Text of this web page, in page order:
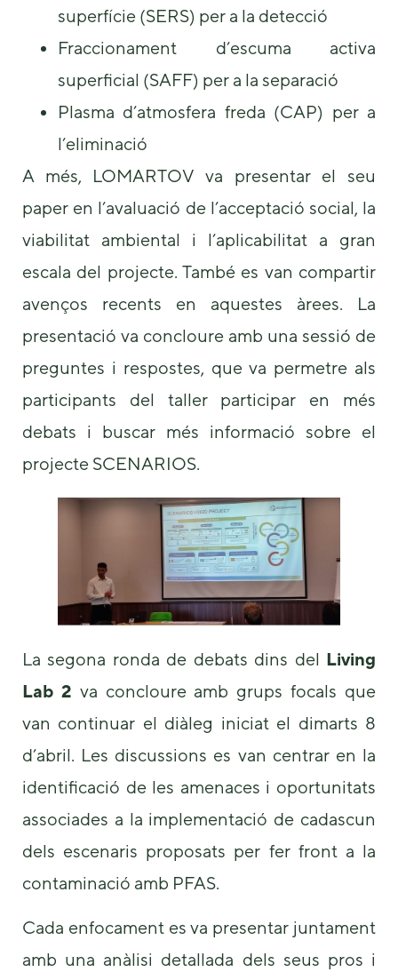
superfície (SERS) per a la detecció
Fraccionament d’escuma activa
superficial (SAFF) per a la separació
Plasma d’atmosfera freda (CAP) per a
l’eliminació
A més, LOMARTOV va presentar el seu
paper en l’avaluació de l’acceptació social, la
viabilitat ambiental i l’aplicabilitat a gran
escala del projecte. També es van compartir
avenços recents en aquestes àrees. La
presentació va concloure amb una sessió de
preguntes i respostes, que va permetre als
participants del taller participar en més
debats i buscar més informació sobre el
projecte SCENARIOS.
La segona ronda de debats dins del Living
Lab 2 va concloure amb grups focals que
van continuar el diàleg iniciat el dimarts 8
d’abril. Les discussions es van centrar en la
identificació de les amenaces i oportunitats
associades a la implementació de cadascun
dels escenaris proposats per fer front a la
contaminació amb PFAS.
Cada enfocament es va presentar juntament
amb una anàlisi detallada dels seus pros i